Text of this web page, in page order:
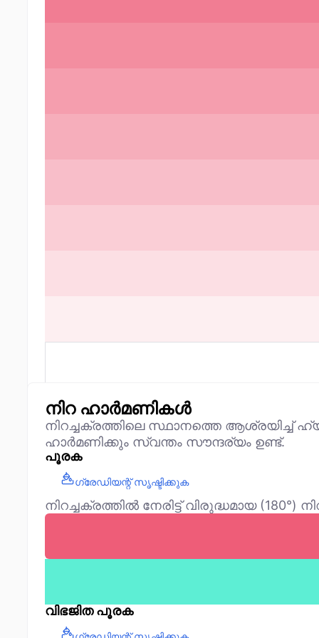
നിറ ഹാർമണികൾ
നിറച്ചക്രത്തിലെ സ്ഥാനത്തെ ആശ്രയിച്ച്
ഹാർമണിക്കും സ്വന്തം സൗന്ദര്യം ഉണ്ട്.
പൂരക
ഗ്രേഡിയന്റ് സൃഷ്ടിക്കുക
നിറച്ചക്രത്തിൽ നേരിട്ട് വിരുദ്ധമായ
വിഭജിത പൂരക